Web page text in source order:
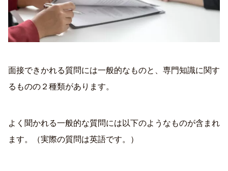
面接できかれる質問には一般的なものと、専門知識に関す
るものの２種類があります。
よく聞かれる一般的な質問には以下のようなものが含まれ
ます。（実際の質問は英語です。）